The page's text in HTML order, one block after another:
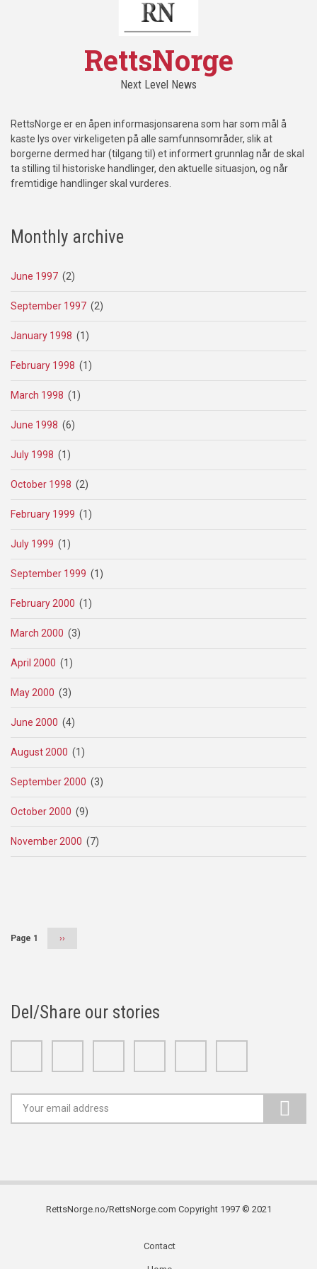
RettsNorge
Next Level News
RettsNorge er en åpen informasjonsarena som har som mål å
kaste lys over virkeligeten på alle samfunnsområder, slik at
borgerne dermed har (tilgang til) et informert grunnlag når de skal
ta stilling til historiske handlinger, den aktuelle situasjon, og når
fremtidige handlinger skal vurderes.
Monthly archive
June 1997 (2)
September 1997 (2)
January 1998 (1)
February 1998 (1)
March 1998 (1)
June 1998 (6)
July 1998 (1)
October 1998 (2)
February 1999 (1)
July 1999 (1)
September 1999 (1)
February 2000 (1)
March 2000 (3)
April 2000 (1)
May 2000 (3)
June 2000 (4)
August 2000 (1)
September 2000 (3)
October 2000 (9)
November 2000 (7)
Page 1
Next
››
Del/Share our stories
RettsNorge.no/RettsNorge.com Copyright 1997 © 2021
Contact